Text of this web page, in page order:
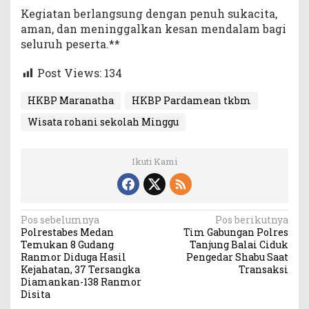
Kegiatan berlangsung dengan penuh sukacita,
aman, dan meninggalkan kesan mendalam bagi
seluruh peserta.**
Post Views: 134
HKBP Maranatha
HKBP Pardamean tkbm
Wisata rohani sekolah Minggu
Ikuti Kami
N
a
v
i
g
Pos sebelumnya
Polrestabes Medan
Temukan 8 Gudang
Ranmor Diduga Hasil
Kejahatan, 37 Tersangka
Diamankan-138 Ranmor
Disita
Pos berikutnya
Tim Gabungan Polres
Tanjung Balai Ciduk
Pengedar Shabu Saat
Transaksi